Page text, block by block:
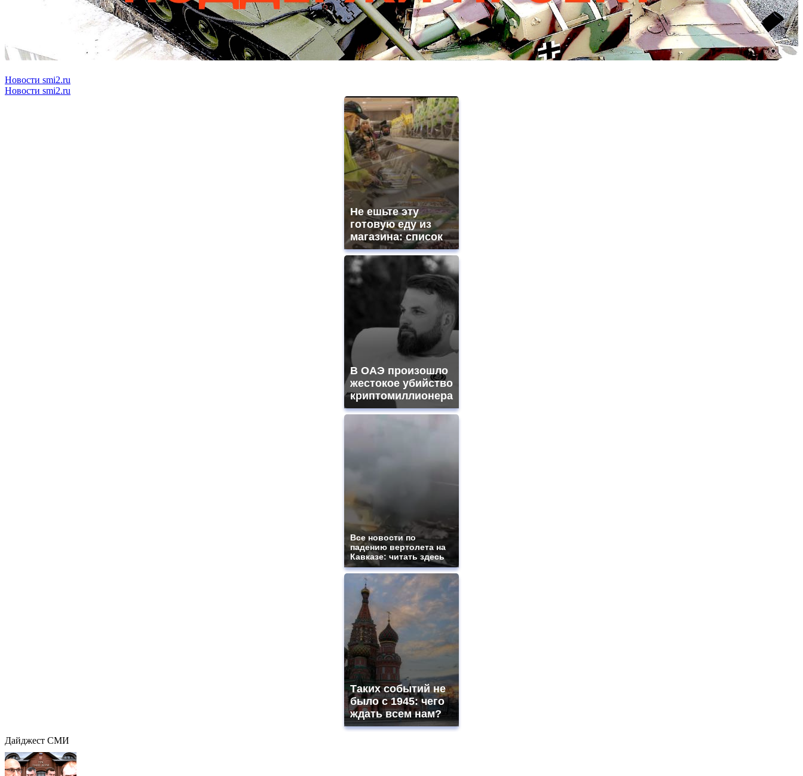
Новости smi2.ru
Новости smi2.ru
Не ешьте эту
готовую еду из
магазина: список
В ОАЭ произошло
жестокое убийство
криптомиллионера
Все новости по
падению вертолета на
Кавказе: читать здесь
Таких событий не
было с 1945: чего
ждать всем нам?
Дайджест СМИ